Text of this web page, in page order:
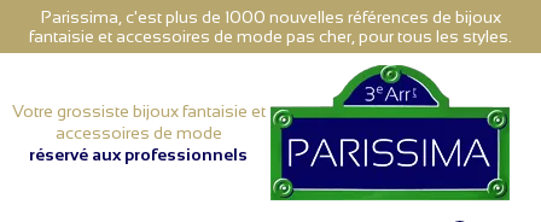
Parissima, c'est plus de 1000 nouvelles références de bijoux
fantaisie et accessoires de mode pas cher, pour tous les styles.
Votre grossiste bijoux fantaisie et
accessoires de mode
réservé aux professionnels